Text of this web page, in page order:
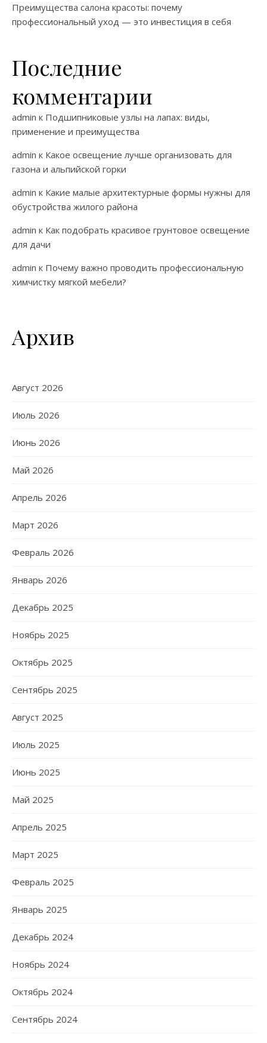
Преимущества салона красоты: почему
профессиональный уход — это инвестиция в себя
Последние
комментарии
admin к Подшипниковые узлы на лапах: виды,
применение и преимущества
admin к Какое освещение лучше организовать для
газона и альпийской горки
admin к Какие малые архитектурные формы нужны для
обустройства жилого района
admin к Как подобрать красивое грунтовое освещение
для дачи
admin к Почему важно проводить профессиональную
химчистку мягкой мебели?
Архив
Август 2026
Июль 2026
Июнь 2026
Май 2026
Апрель 2026
Март 2026
Февраль 2026
Январь 2026
Декабрь 2025
Ноябрь 2025
Октябрь 2025
Сентябрь 2025
Август 2025
Июль 2025
Июнь 2025
Май 2025
Апрель 2025
Март 2025
Февраль 2025
Январь 2025
Декабрь 2024
Ноябрь 2024
Октябрь 2024
Сентябрь 2024